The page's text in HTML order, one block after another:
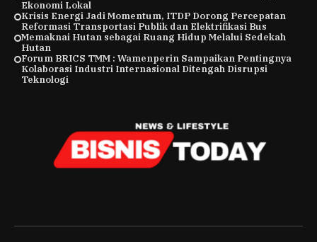
Ekonomi Lokal
Krisis Energi Jadi Momentum, ITDP Dorong Percepatan
Reformasi Transportasi Publik dan Elektrifikasi Bus
Memaknai Hutan sebagai Ruang Hidup Melalui Sedekah
Hutan
Forum BRICS TMM : Wamenperin Sampaikan Pentingnya
Kolaborasi Industri Internasional Ditengah Disrupsi
Teknologi